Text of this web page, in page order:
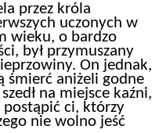
przez króla
uczonych w
wieku, o bardzo
był przymuszany
On jednak,
śmierć aniżeli godne
na miejsce kaźni,
ci, którzy
nie wolno jeść